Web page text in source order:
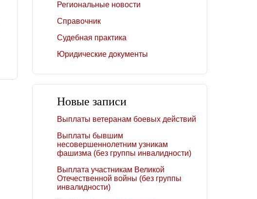
Региональные новости
Справочник
Судебная практика
Юридические документы
Новые записи
Выплаты ветеранам боевых действий
Выплаты бывшим
несовершеннолетним узникам
фашизма (без группы инвалидности)
Выплата участникам Великой
Отечественной войны (без группы
инвалидности)